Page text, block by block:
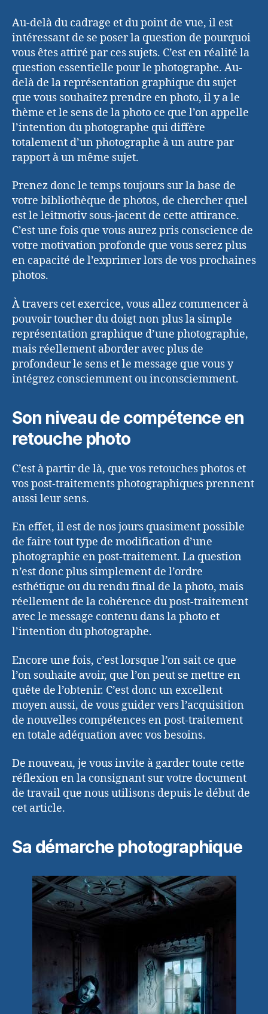
Au-delà du cadrage et du point de vue, il est
intéressant de se poser la question de pourquoi
vous êtes attiré par ces sujets. C’est en réalité la
question essentielle pour le photographe. Au-
delà de la représentation graphique du sujet
que vous souhaitez prendre en photo, il y a le
thème et le sens de la photo ce que l’on appelle
l’intention du photographe qui diffère
totalement d’un photographe à un autre par
rapport à un même sujet.
Prenez donc le temps toujours sur la base de
votre bibliothèque de photos, de chercher quel
est le leitmotiv sous-jacent de cette attirance.
C’est une fois que vous aurez pris conscience de
votre motivation profonde que vous serez plus
en capacité de l’exprimer lors de vos prochaines
photos.
À travers cet exercice, vous allez commencer à
pouvoir toucher du doigt non plus la simple
représentation graphique d’une photographie,
mais réellement aborder avec plus de
profondeur le sens et le message que vous y
intégrez consciemment ou inconsciemment.
Son niveau de compétence en
retouche photo
C’est à partir de là, que vos retouches photos et
vos post-traitements photographiques prennent
aussi leur sens.
En effet, il est de nos jours quasiment possible
de faire tout type de modification d’une
photographie en post-traitement. La question
n’est donc plus simplement de l’ordre
esthétique ou du rendu final de la photo, mais
réellement de la cohérence du post-traitement
avec le message contenu dans la photo et
l’intention du photographe.
Encore une fois, c’est lorsque l’on sait ce que
l’on souhaite avoir, que l’on peut se mettre en
quête de l’obtenir. C’est donc un excellent
moyen aussi, de vous guider vers l’acquisition
de nouvelles compétences en post-traitement
en totale adéquation avec vos besoins.
De nouveau, je vous invite à garder toute cette
réflexion en la consignant sur votre document
de travail que nous utilisons depuis le début de
cet article.
Sa démarche photographique